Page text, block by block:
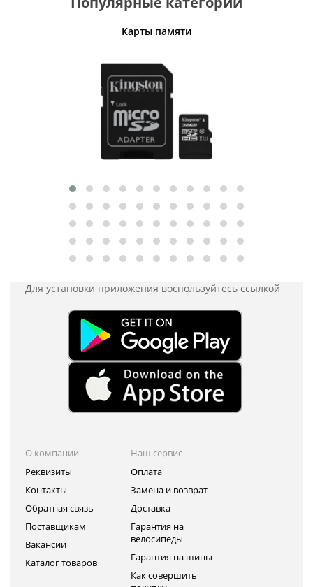
Карты памяти
Для установки приложения воспользуйтесь ссылкой
О компании
Реквизиты
Контакты
Обратная связь
Поставщикам
Вакансии
Каталог товаров
Наш сервис
Оплата
Замена и возврат
Доставка
Гарантия на
велосипеды
Гарантия на шины
Как совершить